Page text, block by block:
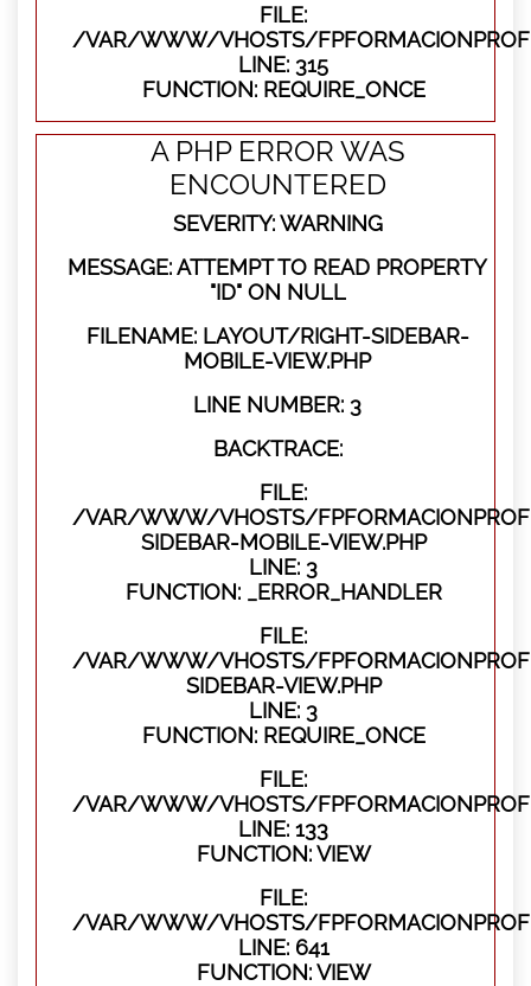
FILE:
/VAR/WWW/VHOSTS/
LINE: 315
FUNCTION: REQUIRE_ONCE
A PHP ERROR WAS
ENCOUNTERED
SEVERITY: WARNING
MESSAGE: ATTEMPT TO READ PROPERTY
"ID" ON NULL
FILENAME: LAYOUT/RIGHT-SIDEBAR-
MOBILE-VIEW.PHP
LINE NUMBER: 3
BACKTRACE:
FILE:
/VAR/WWW/VHOSTS/
SIDEBAR-MOBILE-VIEW.PHP
LINE: 3
FUNCTION: _ERROR_HANDLER
FILE:
/VAR/WWW/VHOSTS/
SIDEBAR-VIEW.PHP
LINE: 3
FUNCTION: REQUIRE_ONCE
FILE:
/VAR/WWW/VHOSTS/
LINE: 133
FUNCTION: VIEW
FILE:
/VAR/WWW/VHOSTS/
LINE: 641
FUNCTION: VIEW